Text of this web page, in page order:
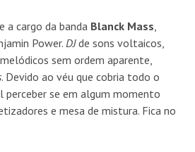
a cargo da banda Blanck Mass
Power. DJde sons voltaicos,
sem ordem aparente,
. Devido ao véu que cobria todo o
se em algum momento
e mesa de mistura. Fica no